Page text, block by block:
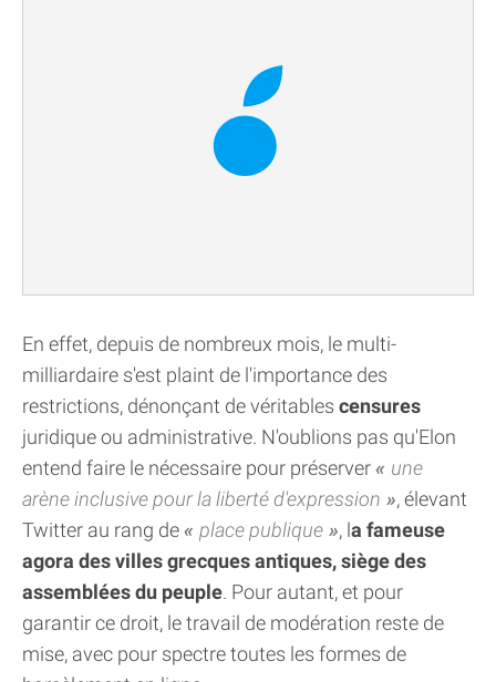
En effet, depuis de nombreux mois, le multi-
milliardaire s'est plaint de l'importance des
restrictions, dénonçant de véritables censures
juridique ou administrative. N'oublions pas qu'Elon
entend faire le nécessaire pour préserver
une
arène inclusive pour la liberté d'expression
, élevant
Twitter au rang de
place publique , la fameuse
agora des villes grecques antiques, siège des
assemblées du peuple. Pour autant, et pour
garantir ce droit, le travail de modération reste de
mise, avec pour spectre toutes les formes de